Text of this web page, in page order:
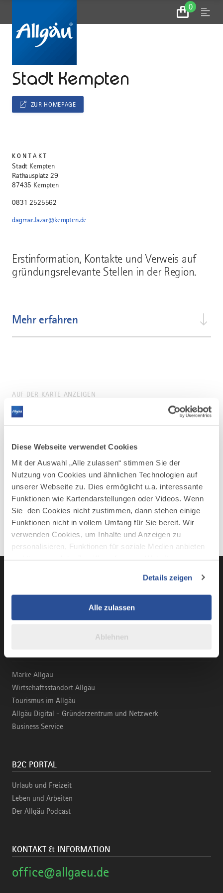
Diese Webseite verwendet Cookies
Mit der Auswahl „Alle zulassen“ stimmen Sie der
Nutzung von Cookies und ähnlichen Technologien auf
unserer Webseite zu. Dies ermöglicht u.a. interessante
Funktionen wie Kartendarstellungen oder Videos. Wenn
Sie den Cookies nicht zustimmen, dann stehen einige
Funktionen nicht in vollem Umfang für Sie bereit. Wir
verwenden Cookies, um Inhalte und Anzeigen zu
personalisieren, Funktionen für soziale Medien anbieten
Verwendung unserer Website an unsere Partner für
soziale Medien, Werbung und Analysen weiter. Unsere
Partner führen diese Informationen möglicherweise mit
weiteren Daten zusammen, die Sie ihnen bereitgestellt
Details zeigen
Alle zulassen
Ablehnen
0
Zum
Warenkorb
Menu
Stadt Kempten
Erstinformation, Kontakte und Verweis auf
gründungsrelevante Stellen in der Region.
Mehr erfahren
ZUR HOMEPAGE
KONTAKT
Stadt Kempten
Rathausplatz 29
87435 Kempten
0831 2525562
dagmar.lazar@kempten.de
AUF DER KARTE ANZEIGEN
Marke Allgäu
Wirtschaftsstandort Allgäu
Tourismus im Allgäu
Allgäu Digital - Gründerzentrum und Netzwerk
Business Service
B2C PORTAL
Urlaub und Freizeit
Leben und Arbeiten
Der Allgäu Podcast
KONTAKT & INFORMATION
office@allgaeu.de